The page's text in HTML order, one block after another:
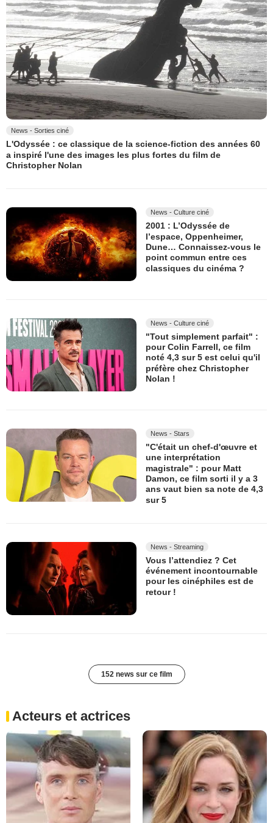
News - Sorties ciné
L'Odyssée : ce classique de la science-fiction des années 60
a inspiré l'une des images les plus fortes du film de
Christopher Nolan
News - Culture ciné
2001 : L’Odyssée de
l’espace, Oppenheimer,
Dune… Connaissez-vous le
point commun entre ces
classiques du cinéma ?
News - Culture ciné
"Tout simplement parfait" :
pour Colin Farrell, ce film
noté 4,3 sur 5 est celui qu'il
préfère chez Christopher
Nolan !
News - Stars
"C'était un chef-d'œuvre et
une interprétation
magistrale" : pour Matt
Damon, ce film sorti il y a 3
ans vaut bien sa note de 4,3
sur 5
News - Streaming
Vous l’attendiez ? Cet
événement incontournable
pour les cinéphiles est de
retour !
152 news sur ce film
Acteurs et actrices